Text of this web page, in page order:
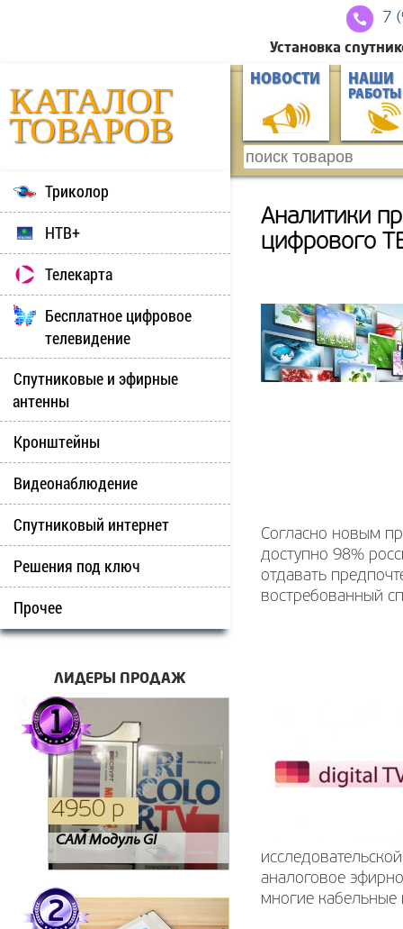
7
Установка
КАТАЛОГ
ТОВАРОВ
НОВОСТИ НАШИ
РАБОТЫ
Триколор
НТВ+
Телекарта
Бесплатное цифровое
телевидение
Спутниковые и эфирные
антенны
Кронштейны
Видеонаблюдение
Спутниковый интернет
Решения под ключ
Прочее
ЛИДЕРЫ ПРОДАЖ
4950 р
CAM Модуль GI
4940 р
Ресивер Golden 1CR
15940 р
Комплект Kitenet
Аналитики
цифрового
Согласно новым
доступно 98%
отдавать
востребованный
аналоговое
многие кабельные